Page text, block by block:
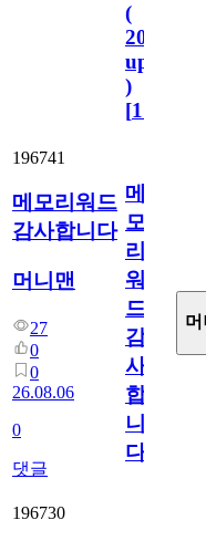
(
2023.11.1
update
)
[110
196741
메모리워드
감사합니다
머니맨
27
0
0
26.08.06
0
댓글
메
모
리
워
드
감
사
합
니
다
머
196730